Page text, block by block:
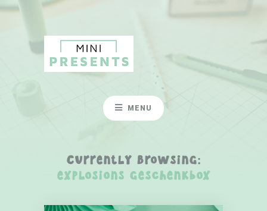
MENU
Currently Browsing:
explosions geschenkbox